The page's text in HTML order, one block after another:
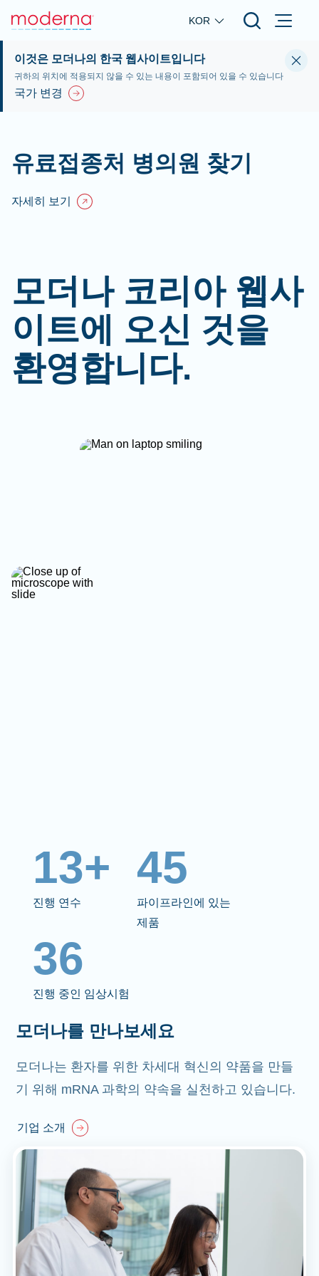
Skip to main content
KOR
이것은 모더나의 한국 웹사이트입니다
귀하의 위치에 적용되지 않을 수 있는 내용이 포함되어 있을 수 있습니다
국가 변경
유료접종처 병의원 찾기
자세히 보기
모더나 코리아 웹사
이트에 오신 것을
환영합니다.
13+
진행 연수
45
파이프라인에 있는
제품
36
진행 중인 임상시험
모더나를 만나보세요
모더나는 환자를 위한 차세대 혁신의 약품을 만들
기 위해 mRNA 과학의 약속을 실천하고 있습니다.
기업 소개